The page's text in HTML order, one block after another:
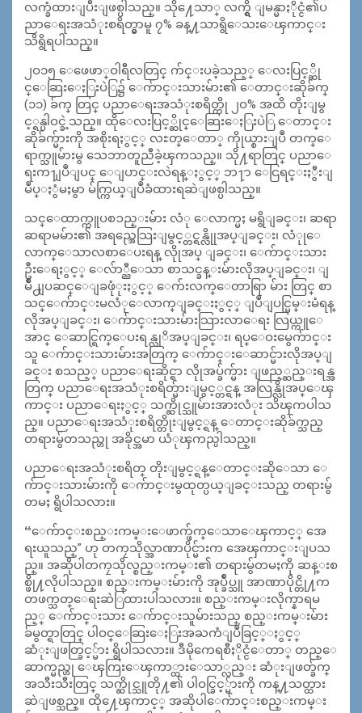
လက္ခံထားျပီးျဖစ္ပါသည္။ သို႔ေသာ္ လက္ရွိ ျမန္မာႏိုင္ငံ၏ပ
ညာေရးအသံုးစရိတ္မွာမူ ၇% ခန္႔သာရွိေသးေၾကာင္း
သိရွိရပါသည္။
၂ဝ၁၅ ေဖေဖာ္ဝါရီလတြင္ က်င္းပခဲ့သည့္ ေလးပြင့္ဆို
င္ေဆြးေႏြးပဲြ၌ ေက်ာင္းသားမ်ား၏ ေတာင္းဆိုခ်က္
(၁၁) ခ်က္ တြင္ ပညာေရးအသံုးစရိတ္ကို ၂ဝ% အထိ တိုးျမွ
င့္ရန္ပါဝင္ခဲ့သည္။ ထိုေလးပြင့္ဆိုင္ေဆြးေႏြးပဲြ ေတာင္း
ဆိုခ်က္မ်ားကို အစိုးရႏွင့္ လႊတ္ေတာ္ ကိုုယ္စားျပဳ တက္ေ
ရာက္သူမ်ားမွ သေဘာတူညီခဲ့ၾကသည္။ သို႔ရာတြင္ ပညာေ
ရးက႑ျပဳျပင္ ေျပာင္းလဲရန္ႏွင့္ ဘ႑ာ ေငြရင္းႏွီးျ
မဳပ္ႏွံမႈမွာ မ်က္ကြယ္ျပဳခံထားရဆဲျဖစ္ပါသည္။
သင္ေထာက္ကူပစၥည္းမ်ား လံု ေလာက္မႈ မရွိျခင္း၊ ဆရာ
ဆရာမမ်ား၏ အရည္အေသြးျမွင့္တင္ရန္လိုုအပ္ျခင္း၊ လံုုေ
လာက္ေသာလစာေပးရန္ လိုုအပ္ ျခင္း၊ ေက်ာင္းသား
ဦးေရႏွင့္ ေလ်ာ္ညီေသာ စာသင္ခန္းမ်ားလိုအပ္ျခင္း၊ ျ
မိဳ႕ျပဆင္ေျခဖုံုးႏွင့္ ေက်းလက္ေတာရြာ မ်ား တြင္ စာ
သင္ေက်ာင္းမလံုေလာက္ျခင္းႏွင့္ ျပဳျပင္မြမ္းမံရန္
လိုအပ္ျခင္း၊ ေက်ာင္းသားမ်ားသြားလာေရး လြယ္ကူေ
အာင္ ေဆာင္ရြက္ေပးရန္လုိအပ္ျခင္း၊ ရပ္ေဝးမွေက်ာင္း
သူ ေက်ာင္းသားမ်ားအတြက္ ေက်ာင္းေဆာင္မ်ားလိုအပ္ျ
ခင္း စသည့္ ပညာေရးဆိုင္ရာ လိုုအပ္ခ်က္မ်ား ျဖည့္ဆည္းရန္အ
တြက္ ပညာေရးအသံုးစရိတ္မ်ားျမွင့္တင္ရန္ အလြန္လိုအပ္ေၾ
ကာင္း ပညာေရးႏွင့္ သက္ဆိုင္သူမ်ားအားလံုး သိၾကပါသ
ည္။ ပညာေရးအသံုးစရိတ္တိုးျမွင့္ရန္ ေတာင္းဆိုခ်က္သည္
တရားမ်ွတသည္ဟု အခိုင္အမာ ယံုၾကည္ပါသည္။
ပညာေရးအသံုးစရိတ္ တိုးျမွင့္ရန္ေတာင္းဆိုေသာ ေ
က်ာင္းသားမ်ားကို ေက်ာင္းမွထုတ္ပယ္ျခင္းသည္ တရားမွ်
တမႈ ရွိပါသလား။
“ေက်ာင္းစည္းကမ္းေဖာက္ဖ်က္ေသာေၾကာင့္ အေ
ရးယူသည္” ဟု တကၠသိုလ္အာဏာပိုင္မ်ားက အေၾကာင္းျပသ
ည္။ အဆိုပါတကၠသိုလ္စည္းကမ္း၏ တရားမ်ွတမႈကို ဆန္းစ
စ္ဖို႔လိုပါသည္။ စည္းကမ္းမ်ားကို အုပ္ခ်ဳပ္သူ အာဏာပိုင္တို႔က
တဖက္သတ္ေရးဆဲြထားပါသလား။ စည္းကမ္းလိုက္နာရမ
ည့္ ေက်ာင္းသား ေက်ာင္းသူမ်ားသည္ စည္းကမ္းမ်ား
ခ်မွတ္ရာတြင္ ပါဝင္ေဆြးေႏြးအႀကံျပဳခြင့္ႏွင့္
ဆံုးျဖတ္ခြင့္မ်ား ရွိပါသလား။ ဒီမိုကေရစီႏိုင္ငံေတာ္ တည္ေ
ဆာက္မည္ဟု ေၾကြးေၾကာ္ထားေသာ္လည္း ဆံုးျဖတ္ခ်က္
အသီးသီးတြင္ သက္ဆိုင္သူတို႔၏ ပါဝင္ခြင့္မ်ားကို ကန္႔သတ္ထား
ဆဲျဖစ္သည္။ ထို႔ေၾကာင့္ အဆိုပါေက်ာင္းစည္းကမ္း